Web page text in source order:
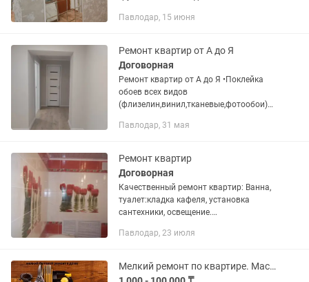
потолка и т.д. - красим батареи
Павлодар, 15 июня
Ремонт квартир от А до Я
Договорная
Ремонт квартир от А до Я •Поклейка
обоев всех видов
(флизелин,винил,тканевые,фотообои)
•Побелка,покраска,левкас потолков и
штукатурка,фактуры...
Павлодар, 31 мая
Ремонт квартир
Договорная
Качественный ремонт квартир: Ванна,
туалет:кладка кафеля, установка
сантехники, освещение.
потолков, колер, обои, панели, Галтели,
Павлодар, 23 июля
Мелкий ремонт по квартире. Мастер на час